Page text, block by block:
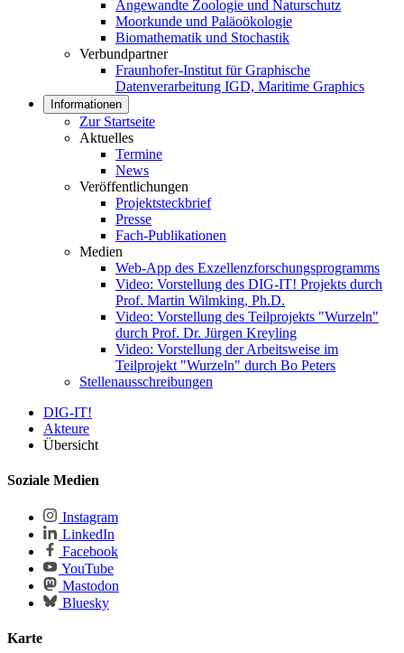
Angewandte Zoologie und Naturschutz
Moorkunde und Paläoökologie
Biomathematik und Stochastik
Verbundpartner
Fraunhofer-Institut für Graphische
Datenverarbeitung IGD, Maritime Graphics
Informationen
Zur Startseite
Aktuelles
Termine
News
Veröffentlichungen
Projektsteckbrief
Presse
Fach-Publikationen
Medien
Web-App des Exzellenzforschungsprogramms
Video: Vorstellung des DIG-IT! Projekts durch
Prof. Martin Wilmking, Ph.D.
Video: Vorstellung des Teilprojekts "Wurzeln"
durch Prof. Dr. Jürgen Kreyling
Video: Vorstellung der Arbeitsweise im
Teilprojekt "Wurzeln" durch Bo Peters
Stellenausschreibungen
DIG-IT!
Akteure
Übersicht
Soziale Medien
Instagram
LinkedIn
Facebook
YouTube
Mastodon
Bluesky
Karte